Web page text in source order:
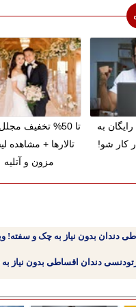
به
کار شو!
تا 50% تخفیف
تالارها + مشاهده
مزون و آتلیه
دندان بدون نیاز به چک و